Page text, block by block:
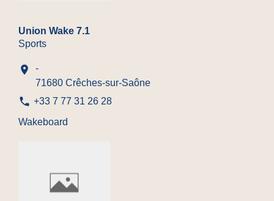
Union Wake 7.1
Sports
location_on
-
71680 Crêches-sur-Saône
phone +33 7 77 31 26 28
Wakeboard